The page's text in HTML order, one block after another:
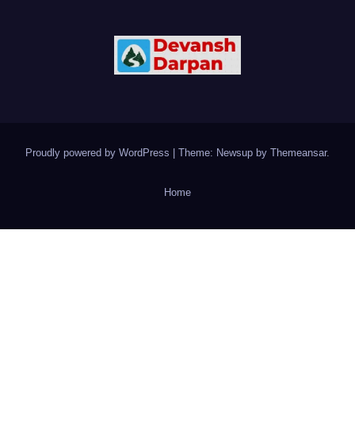
Proudly powered by WordPress | Theme: Newsup by Themeansar.
Home